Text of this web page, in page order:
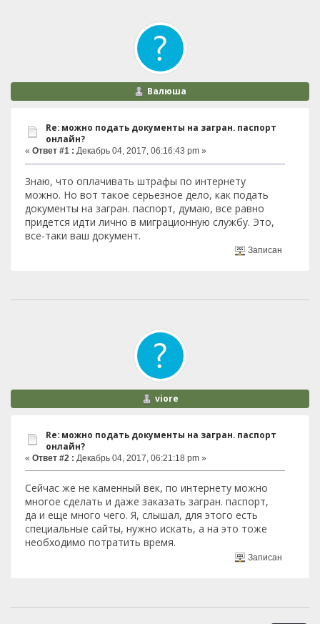
Валюша
Re: можно подать документы на загран. паспорт
онлайн?
« Ответ #1 : Декабрь 04, 2017, 06:16:43 pm »
Знаю, что оплачивать штрафы по интернету
можно. Но вот такое серьезное дело, как подать
документы на загран. паспорт, думаю, все равно
придется идти лично в миграционную службу. Это,
все-таки ваш документ.
Записан
viore
Re: можно подать документы на загран. паспорт
онлайн?
« Ответ #2 : Декабрь 04, 2017, 06:21:18 pm »
Сейчас же не каменный век, по интернету можно
многое сделать и даже заказать загран. паспорт,
да и еще много чего. Я, слышал, для этого есть
специальные сайты, нужно искать, а на это тоже
необходимо потратить время.
Записан